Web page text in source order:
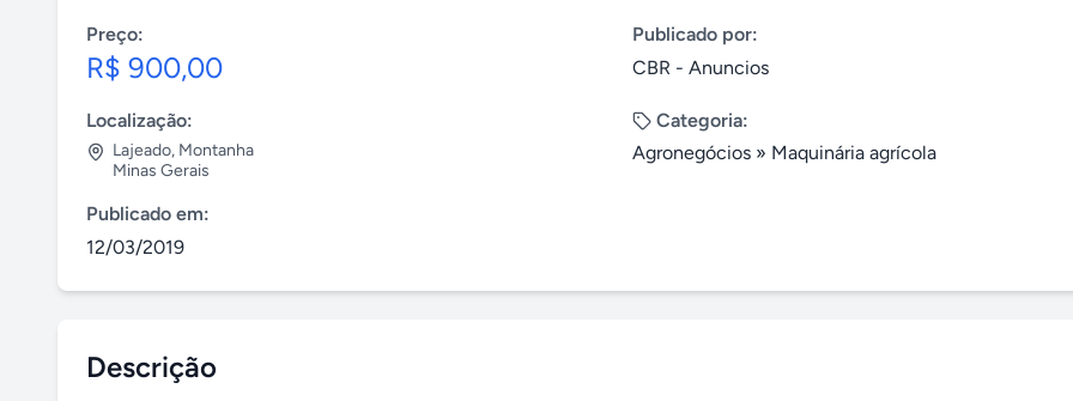
Preço:
R$ 900,00
Publicado por:
CBR - Anuncios
Localização:
Lajeado, Montanha
Minas Gerais
Categoria:
Agronegócios » Maquinária agrícola
Publicado em:
12/03/2019
Descrição